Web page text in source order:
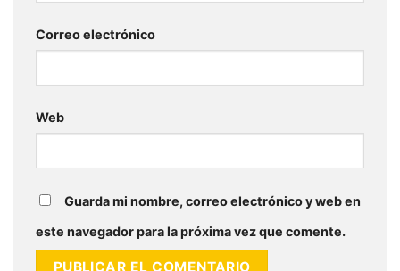
Correo electrónico
Web
Guarda mi nombre, correo electrónico y web en
este navegador para la próxima vez que comente.